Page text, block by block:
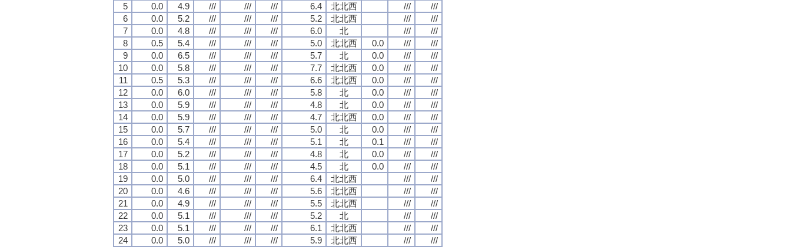
5
0.0 4.9 /// /// /// 6.4 北北西 ///
///
6
0.0 5.2 /// /// /// 5.2 北北西 ///
///
7
0.0 4.8 /// /// /// 6.0 北 ///
///
8
0.5 5.4 /// /// /// 5.0 北北西 0.0 ///
///
9
0.0 6.5 /// /// /// 5.7 北 0.0 ///
///
10
0.0 5.8 /// /// /// 7.7 北北西 0.0 ///
///
11
0.5 5.3 /// /// /// 6.6 北北西 0.0 ///
///
12
0.0 6.0 /// /// /// 5.8 北 0.0 ///
///
13
0.0 5.9 /// /// /// 4.8 北 0.0 ///
///
14
0.0 5.9 /// /// /// 4.7 北北西 0.0 ///
///
15
0.0 5.7 /// /// /// 5.0 北 0.0 ///
///
16
0.0 5.4 /// /// /// 5.1 北 0.1 ///
///
17
0.0 5.2 /// /// /// 4.8 北 0.0 ///
///
18
0.0 5.1 /// /// /// 4.5 北 0.0 ///
///
19
0.0 5.0 /// /// /// 6.4 北北西 ///
///
20
0.0 4.6 /// /// /// 5.6 北北西 ///
///
21
0.0 4.9 /// /// /// 5.5 北北西 ///
///
22
0.0 5.1 /// /// /// 5.2 北 ///
///
23
0.0 5.1 /// /// /// 6.1 北北西 ///
///
24
0.0 5.0 /// /// /// 5.9 北北西 /// ///